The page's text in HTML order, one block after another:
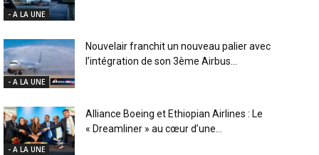
- A LA UNE
- A LA UNE
Nouvelair franchit un nouveau palier avec
l’intégration de son 3ème Airbus...
- A LA UNE
Alliance Boeing et Ethiopian Airlines : Le
« Dreamliner » au cœur d’une...